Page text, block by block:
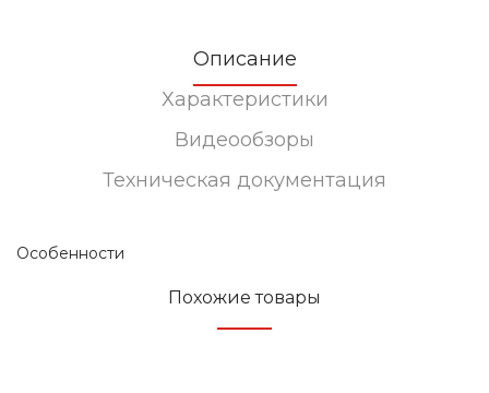
Описание
Характеристики
Видеообзоры
Техническая документация
Особенности
Похожие товары